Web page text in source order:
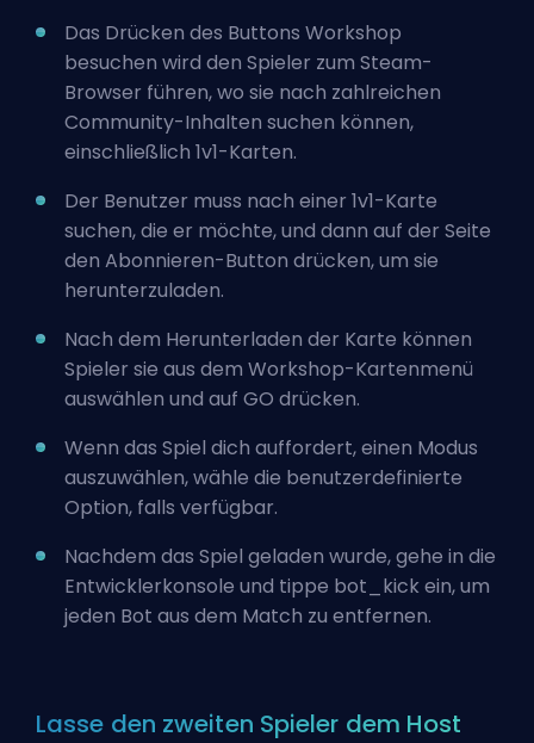
Das Drücken des Buttons Workshop
besuchen wird den Spieler zum Steam-
Browser führen, wo sie nach zahlreichen
Community-Inhalten suchen können,
einschließlich 1v1-Karten.
Der Benutzer muss nach einer 1v1-Karte
suchen, die er möchte, und dann auf der Seite
den Abonnieren-Button drücken, um sie
herunterzuladen.
Nach dem Herunterladen der Karte können
Spieler sie aus dem Workshop-Kartenmenü
auswählen und auf GO drücken.
Wenn das Spiel dich auffordert, einen Modus
auszuwählen, wähle die benutzerdefinierte
Option, falls verfügbar.
Nachdem das Spiel geladen wurde, gehe in die
Entwicklerkonsole und tippe bot_kick ein, um
jeden Bot aus dem Match zu entfernen.
Lasse den zweiten Spieler dem Host